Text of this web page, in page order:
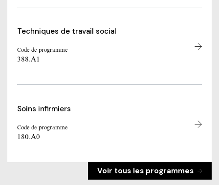
Techniques de travail social
Code de programme
388.A1
Soins infirmiers
Code de programme
180.A0
Voir tous les programmes